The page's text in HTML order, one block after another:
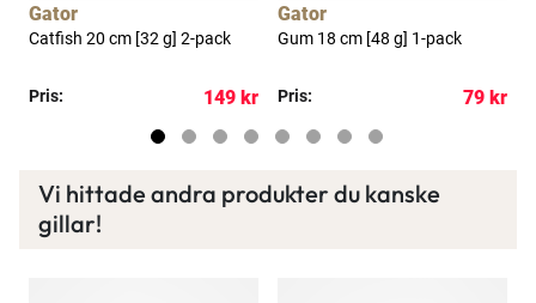
Gator
Catfish 20 cm [32 g] 2-pack
Pris: 149 kr
Gator
Gum 18 cm [48 g] 1-pack
Pris: 79 kr
Vi hittade andra produkter du kanske
gillar!